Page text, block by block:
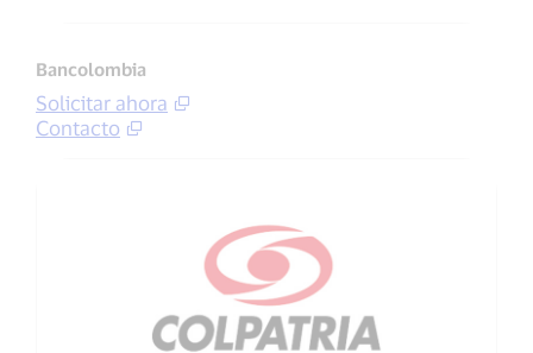
Bancolombia
Solicitar ahora
Contacto